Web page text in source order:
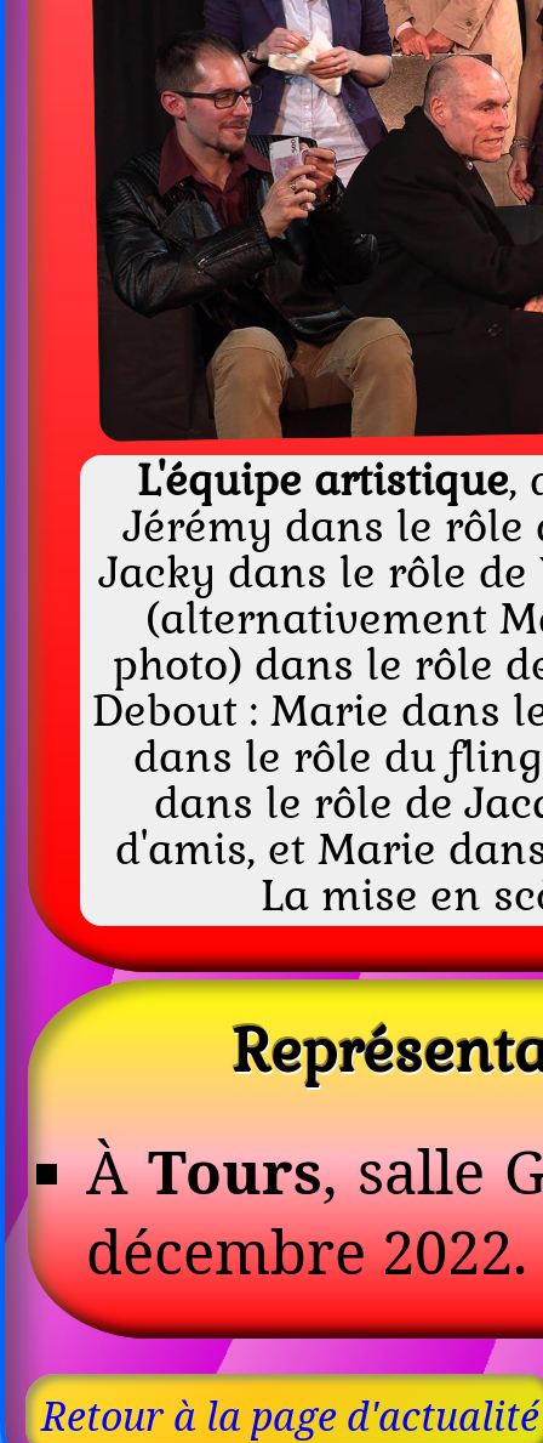
L'équipe artistique,
Jérémy dans le rôle
Jacky dans le rôle
(alternativement
photo) dans le rôle
Debout : Marie dans
dans le rôle du
dans le rôle de
d'amis, et Marie
La mise en
ÀTours, salle
décembre 2022.
Retour à la page d'actualité